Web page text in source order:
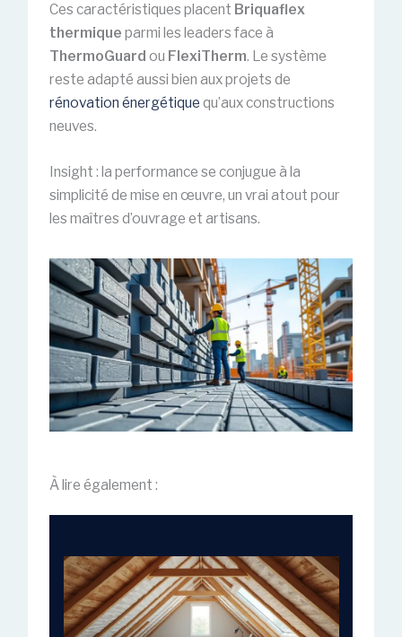
Ces caractéristiques placent Briquaflex
thermique parmi les leaders face à
ThermoGuard ou FlexiTherm. Le système
reste adapté aussi bien aux projets de
rénovation énergétique qu’aux constructions
neuves.
Insight : la performance se conjugue à la
simplicité de mise en œuvre, un vrai atout pour
les maîtres d’ouvrage et artisans.
À lire également :